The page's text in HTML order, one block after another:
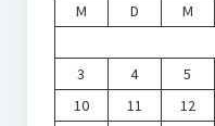
M
D M
3
4 5
10
11 12